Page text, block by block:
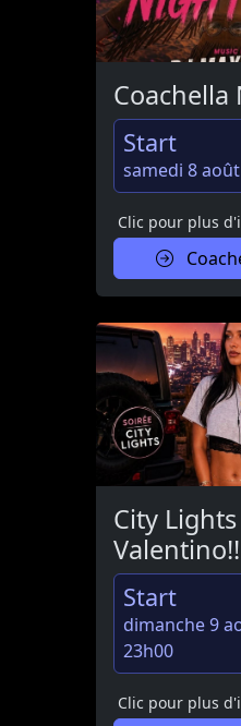
Coachella
Start
samedi 8
Clic pour plus
City
Start
dimanche 9
23h00
Clic pour plus